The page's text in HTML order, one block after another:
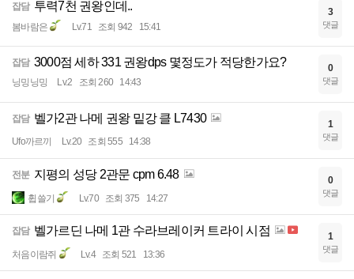
잡담 투력7천 권왕인데..
봄바람은 Lv.71 조회 942 15:41
3
댓글
잡담 3000점 세하 331 권왕dps 몇정도가 적당한가요?
닝밍닝밍 Lv.2 조회 260 14:43
0
댓글
잡담 벨가2관 나메 권왕 밑강 클 L7430
Ufo까르끼 Lv.20 조회 555 14:38
1
댓글
전분 지평의 성당 2관문 cpm 6.48
휩쓸기 Lv.70 조회 375 14:27
0
댓글
잡담 벨가르딘 나메 1관 수라브레이커 트라이 시점
처음이람쥐 Lv.4 조회 521 13:36
1
댓글